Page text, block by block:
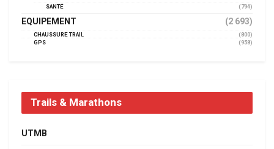
SANTÉ
(794)
EQUIPEMENT (2 693)
CHAUSSURE TRAIL
(800)
GPS
(958)
Trails & Marathons
UTMB